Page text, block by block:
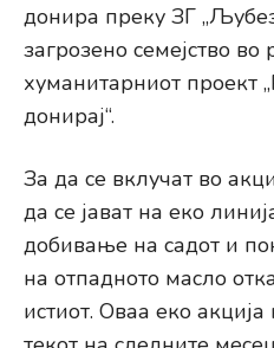
донира преку ЗГ
загрозено семејство
хуманитарниот проект
донирај“.
За да се вклучат во
да се јават на еко
добивање на садот и
на отпадното масло
истиот. Оваа еко